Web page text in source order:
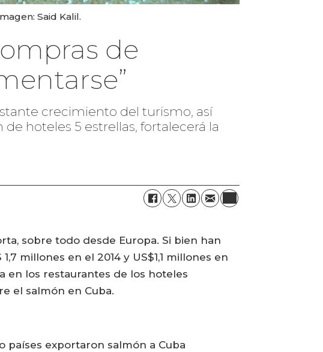
Said Kalil.
de
crecimiento del turismo, así
hoteles 5 estrellas, fortalecerá la
sobre todo desde Europa. Si bien han
millones en el 2014 y US$1,1 millones en
en los restaurantes de los hoteles
el salmón en Cuba.
países exportaron salmón a Cuba